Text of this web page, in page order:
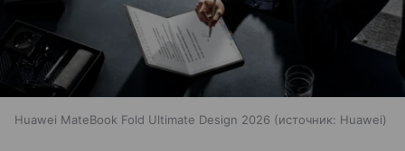
Huawei MateBook Fold Ultimate Design 2026 источник: Huawei